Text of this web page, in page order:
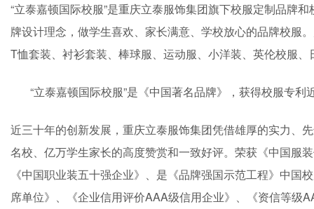
“立泰嘉顿国际校服”是重庆立泰服饰集团旗下校服定制品牌
牌设计理念，做学生喜欢、家长满意、学校放心的品牌校服
T恤套装、衬衫套装、棒球服、运动服、小洋装、英伦校服
“立泰嘉顿国际校服”是《中国著名品牌》，获得校服专利
近三十年的创新发展，重庆立泰服饰集团凭借雄厚的实力、
名校、亿万学生家长的高度赞赏和一致好评。荣获《中国服
《中国职业装五十强企业》、是《品牌强国示范工程》中国
席单位》、《企业信用评价AAA级信用企业》、《资信等级